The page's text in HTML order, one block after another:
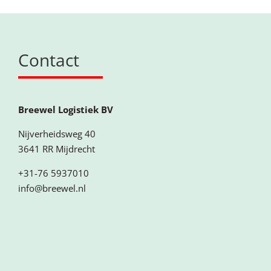
Contact
Breewel Logistiek BV
Nijverheidsweg 40
3641 RR Mijdrecht
+31-76 5937010
info@breewel.nl